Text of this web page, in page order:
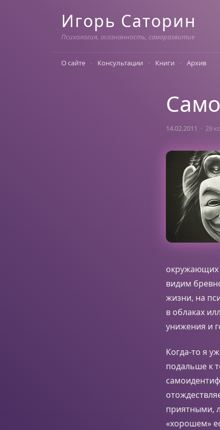
Игорь Саторин
Психология, осознанность, саморазвитие
О сайте Консультации Книги Архив
14.02.2011 29
окружающих
видим
жизни, на
в облаках
унижения и
Когда-то я
подальше к
приятными,
«хорошем»